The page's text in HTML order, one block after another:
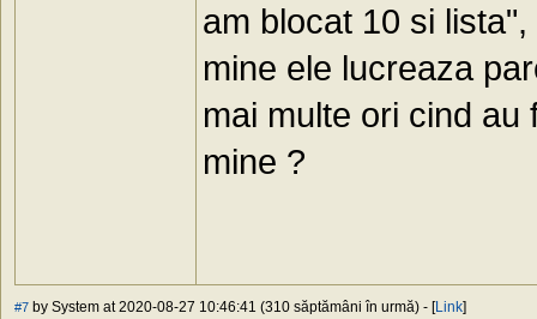
am blocat 10 si
mine ele lucreaza
mai multe ori cind
mine ?
#7 by System at 2020-08-27 10:46:41 (310 săptămâni în urmă) - [Link]